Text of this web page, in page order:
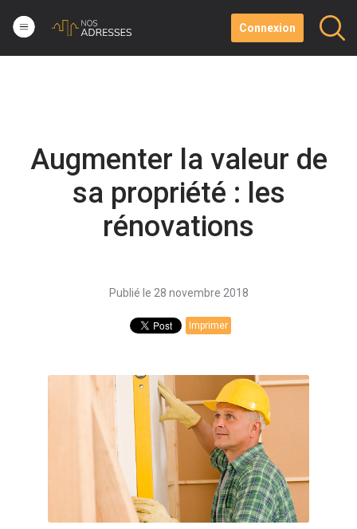
Connexion
Augmenter la valeur de
sa propriété : les
rénovations
Publié le 28 novembre 2018
Imprimer